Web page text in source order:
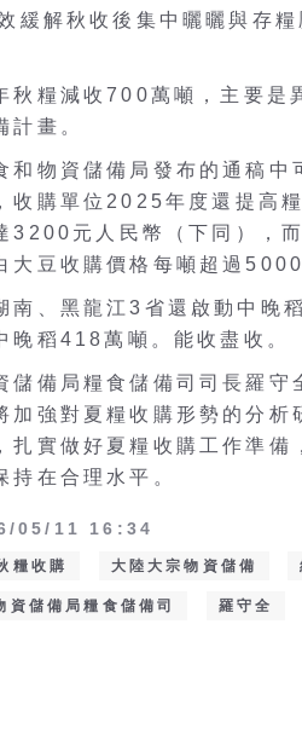
緩解秋收後集中曬曬與存
秋糧減收700萬噸，主要是
計畫。
和物資儲備局發布的通稿中
收購單位2025年度還提高
3200元人民幣（下同），
大豆收購價格每噸超過
南、黑龍江3省還啟動中晚
晚稻418萬噸。能收盡收。
儲備局糧食儲備司司長羅
加強對夏糧收購形勢的分析
扎實做好夏糧收購工作準備
持在合理水平。
05/11 16:34
糧收購 大陸大宗物資儲備
資儲備局糧食儲備司 羅守全